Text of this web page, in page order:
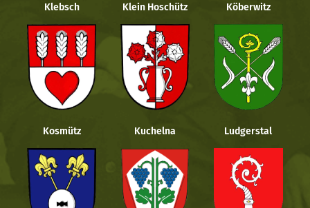
Klebsch Klein Hoschütz Köberwitz
Kosmütz Kuchelna Ludgerstal